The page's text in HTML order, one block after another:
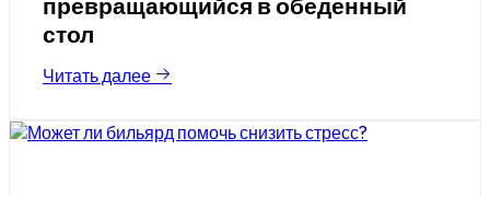
стол
Читать далее